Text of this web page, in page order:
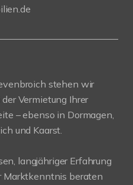
stehen wir
Vermietung Ihrer
– ebenso in Dormagen,
und Kaarst.
langjähriger Erfahrung
Marktkenntnis beraten